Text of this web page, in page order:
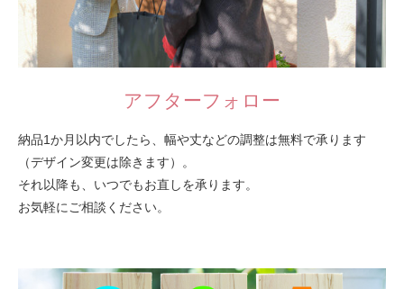
アフターフォロー
納品1か月以内でしたら、幅や丈などの調整は無料で承ります
（デザイン変更は除きます）。
それ以降も、いつでもお直しを承ります。
お気軽にご相談ください。